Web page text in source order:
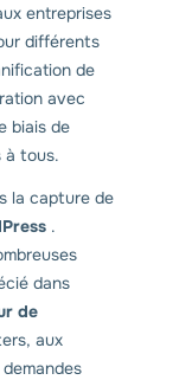
entreprises
différents
de
avec
biais de
à tous.
la capture de
.
dans
de
aux